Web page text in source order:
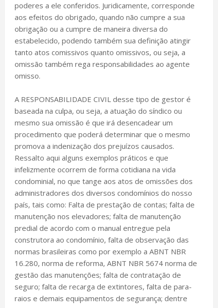
poderes a ele conferidos. Juridicamente, corresponde
aos efeitos do obrigado, quando não cumpre a sua
obrigação ou a cumpre de maneira diversa do
estabelecido, podendo também sua definição atingir
tanto atos comissivos quanto omissivos, ou seja, a
omissão também rega responsabilidades ao agente
omisso.
A RESPONSABILIDADE CIVIL desse tipo de gestor é
baseada na culpa, ou seja, a atuação do síndico ou
mesmo sua omissão é que irá desencadear um
procedimento que poderá determinar que o mesmo
promova a indenização dos prejuízos causados.
Ressalto aqui alguns exemplos práticos e que
infelizmente ocorrem de forma cotidiana na vida
condominial, no que tange aos atos de omissões dos
administradores dos diversos condomínios do nosso
país, tais como: Falta de prestação de contas; falta de
manutenção nos elevadores; falta de manutenção
predial de acordo com o manual entregue pela
construtora ao condomínio, falta de observação das
normas brasileiras como por exemplo a ABNT NBR
16.280, norma de reforma, ABNT NBR 5674 norma de
gestão das manutenções; falta de contratação de
seguro; falta de recarga de extintores, falta de para-
raios e demais equipamentos de segurança; dentre